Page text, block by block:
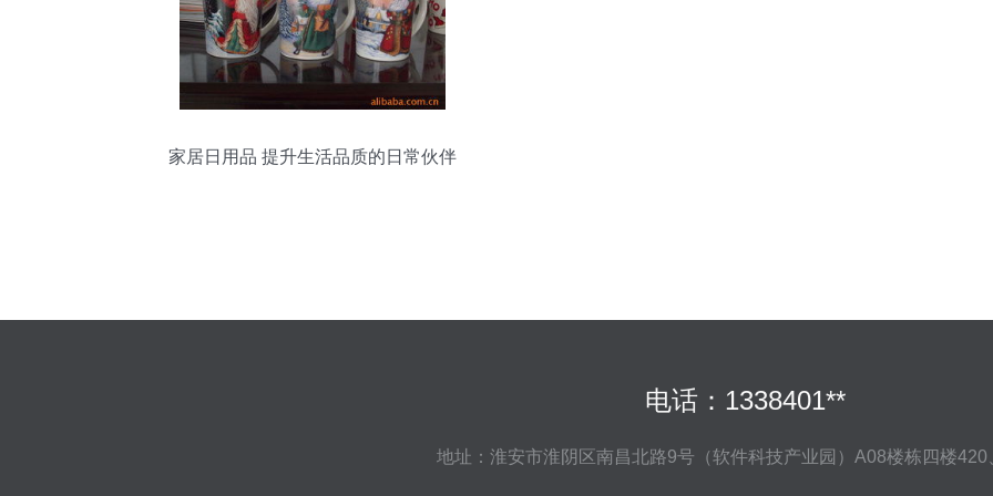
家居日用品 提升生活品质的日常伙伴
电话：1338401**
地址：淮安市淮阴区南昌北路9号（软件科技产业园）A08楼栋四楼420